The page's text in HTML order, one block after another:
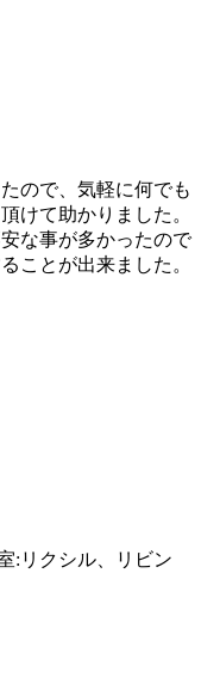
ので、気軽に何でも
けて助かりました。
な事が多かったので
ことが出来ました。
:リクシル、リビン